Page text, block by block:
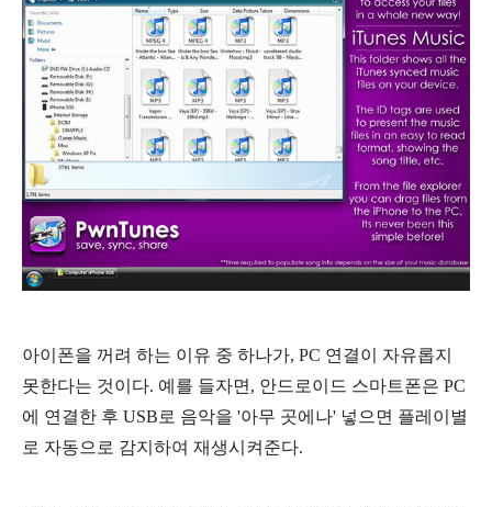
아이폰을 꺼려 하는 이유 중 하나가, PC 연결이 자유롭지
못한다는 것이다. 예를 들자면, 안드로이드 스마트폰은 PC
에 연결한 후 USB로 음악을 '아무 곳에나' 넣으면 플레이별
로 자동으로 감지하여 재생시켜준다.